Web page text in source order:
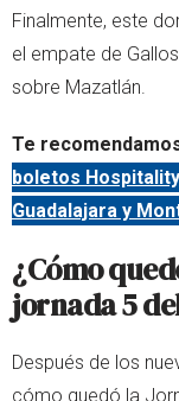
Finalmente, este
el empate de
sobre Mazatlán.
Te
boletos
Guadalajara y
¿Cómo
jornada 5
Después de los
cómo quedó la